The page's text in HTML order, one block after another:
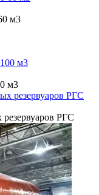
м3
м3
резервуаров РГС